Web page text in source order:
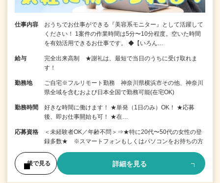
仕事内容
おうちでお仕事ができる『美容系モニター』として活躍して
ください！ 1案件の作業時間は5分〜10分程度。空いた時間
を有効活用できるお仕事です。 ◆【いろん…
給与
完全出来高制 ★謝礼は、最短で当日のうちに受け取れま
す！
勤務地
ご自宅※フルリモート勤務 神奈川県横浜市その他、神奈川
県全域を含むおよび日本全国で勤務可能(在宅OK)
勤務時間
好きな時間に働けます！ ★単発（1日のみ）OK！ ★応募
後、即お仕事開始も可！ ★在…
応募資格
＜未経験者OK／年齢不問＞⇒★特に20代〜50代の女性の登
録多数★ ※スマートフォンもしくはパソコンをお持ちの方
後で見る 詳細を見る